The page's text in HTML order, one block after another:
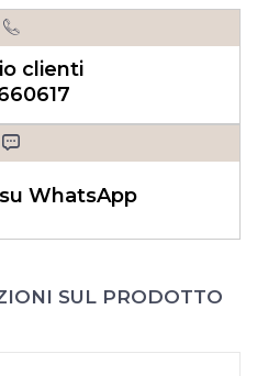
clienti
WhatsApp
SUL PRODOTTO